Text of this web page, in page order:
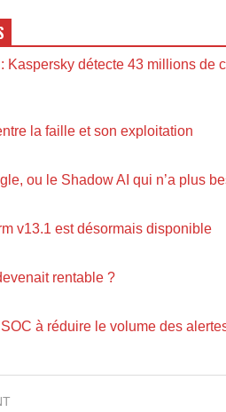
: Kaspersky détecte 43 millions
la faille et son exploitation
ou le Shadow AI qui n’a plus
v13.1 est désormais disponible
rentable ?
à réduire le volume des